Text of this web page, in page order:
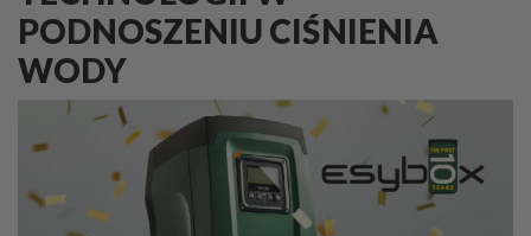
PODNOSZENIU CIŚNIENIA
WODY